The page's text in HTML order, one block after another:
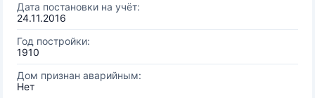
Дата постановки на учёт:
24.11.2016
Год постройки:
1910
Дом признан аварийным:
Нет